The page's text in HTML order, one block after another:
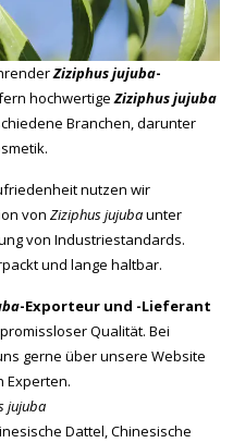
Ziziphus jujuba-
hochwertigeZiziphus jujuba
Branchen, darunter
nutzen wir
von Ziziphus jujubaunter
von Industriestandards.
und lange haltbar.
-Exporteur und -Lieferant
Qualität. Bei
gerne über unsere Website
Experten.
jujuba
Dattel, Chinesische